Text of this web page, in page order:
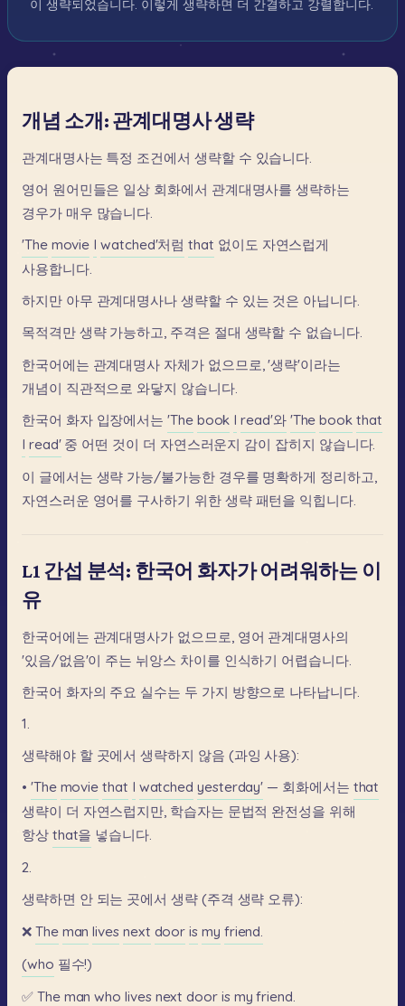
이 생략되었습니다. 이렇게 생략하면 더 간결하고 강렬합니다.
개념 소개: 관계대명사 생략
관계대명사는 특정 조건에서 생략할 수 있습니다.
영어 원어민들은 일상 회화에서 관계대명사를 생략하는
경우가 매우 많습니다.
'The movie I watched'처럼 that 없이도 자연스럽게
사용합니다.
하지만 아무 관계대명사나 생략할 수 있는 것은 아닙니다.
목적격만 생략 가능하고, 주격은 절대 생략할 수 없습니다.
한국어에는 관계대명사 자체가 없으므로, '생략'이라는
개념이 직관적으로 와닿지 않습니다.
한국어 화자 입장에서는 'The book I read'와 'The book that
I read' 중 어떤 것이 더 자연스러운지 감이 잡히지 않습니다.
이 글에서는 생략 가능/불가능한 경우를 명확하게 정리하고,
자연스러운 영어를 구사하기 위한 생략 패턴을 익힙니다.
L1 간섭 분석: 한국어 화자가 어려워하는 이
유
한국어에는 관계대명사가 없으므로, 영어 관계대명사의
'있음/없음'이 주는 뉘앙스 차이를 인식하기 어렵습니다.
한국어 화자의 주요 실수는 두 가지 방향으로 나타납니다.
1.
생략해야 할 곳에서 생략하지 않음 (과잉 사용):
• 'The movie that I watched yesterday' — 회화에서는 that
생략이 더 자연스럽지만, 학습자는 문법적 완전성을 위해
항상 that을 넣습니다.
2.
생략하면 안 되는 곳에서 생략 (주격 생략 오류):
❌ The man lives next door is my friend.
(who 필수!)
✅ The man who lives next door is my friend.